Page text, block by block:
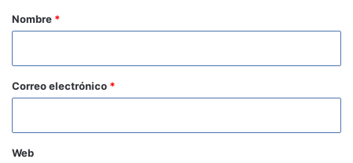
r
o
*
Nombre *
Correo electrónico *
Web